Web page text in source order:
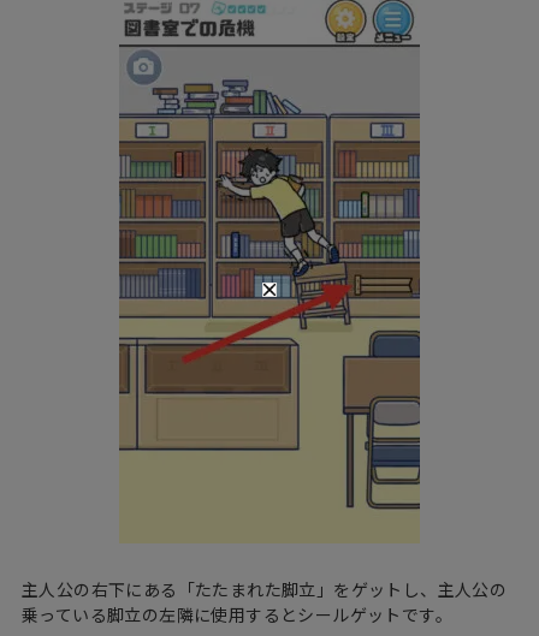
主人公の右下にある「たたまれた脚立」をゲットし、主人公の
乗っている脚立の左隣に使用するとシールゲットです。